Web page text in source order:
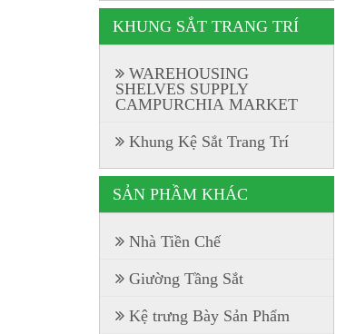
KHUNG SẮT TRANG TRÍ
WAREHOUSING
SHELVES SUPPLY
CAMPURCHIA MARKET
Khung Kệ Sắt Trang Trí
SẢN PHẦM KHÁC
Nhà Tiền Chế
Giường Tầng Sắt
Kệ trưng Bày Sản Phẩm